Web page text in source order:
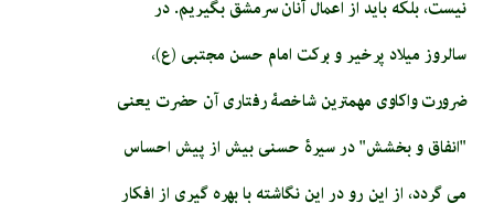
نیست، بلکه باید از اعمال آنان سرمشق بگیریم. در
سالروز میلاد پرخیر و برکت امام حسن مجتبی (ع)،
ضرورت واکاوی مهمترین شاخصۀ رفتاری آن حضرت یعنی
"انفاق و بخشش" در سیرۀ حسنی بیش از پیش احساس
می گردد، از این رو در این نگاشته با بهره گیری از افکار